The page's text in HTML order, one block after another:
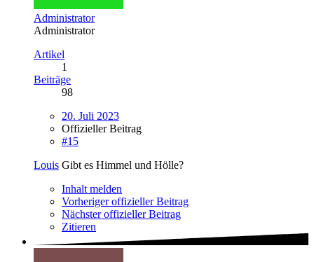
Administrator
Administrator
Artikel
1
Beiträge
98
20. Juli 2023
Offizieller Beitrag
#15
Louis Gibt es Himmel und Hölle?
Inhalt melden
Vorheriger offizieller Beitrag
Nächster offizieller Beitrag
Zitieren